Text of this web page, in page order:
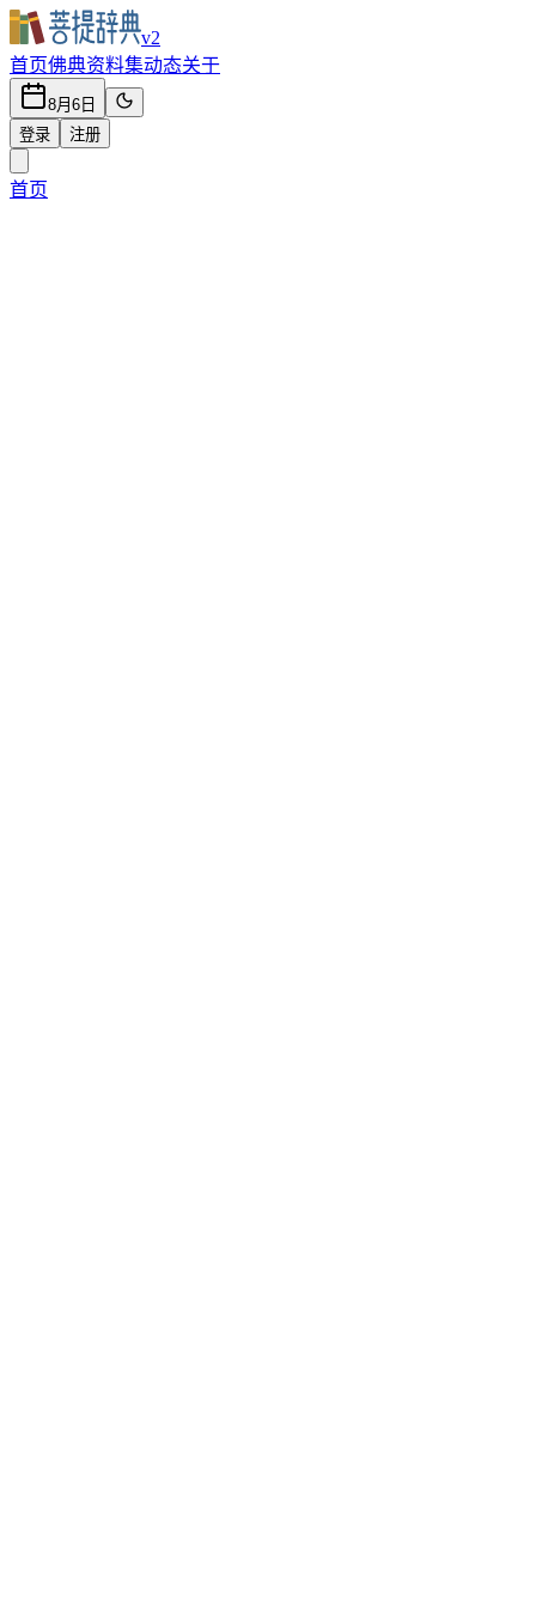
v2
首页佛典资料集动态关于
8月6日
登录
注册
首页